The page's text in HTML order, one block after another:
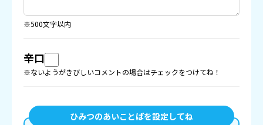
※500文字以内
辛口
※ないようがきびしいコメントの場合はチェックをつけてね！
ひみつのあいことばを設定してね